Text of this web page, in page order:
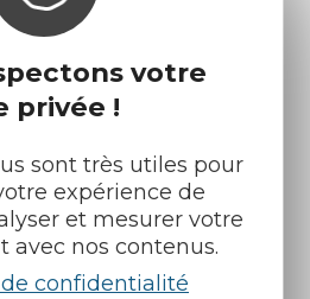
votre
privée !
sont très utiles pour
expérience de
et mesurer votre
avec nos contenus.
confidentialité
Météo
sur :